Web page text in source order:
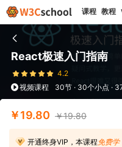
课程 教程
React极速入门指南
4.2
视频课程
30节 · 30个小点 ·
￥19.80 ￥19.80
开通终身VIP，本课程 免费学